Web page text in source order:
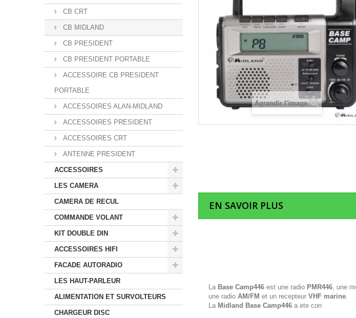
CB CRT
CB MIDLAND
CB PRESIDENT
CB PRESIDENT PORTABLE
ACCESSOIRE CB PRESIDENT
PORTABLE
ACCESSOIRES ALAN-MIDLAND
ACCESSOIRES PRESIDENT
ACCESSOIRES CRT
ANTENNE PRESIDENT
ACCESSOIRES
LES CAMERA
CAMERA DE RECUL
COMMANDE VOLANT
KIT DOUBLE DIN
ACCESSOIRES HIFI
FACADE AUTORADIO
LES HAUT-PARLEUR
ALIMENTATION ET SURVOLTEURS
CHARGEUR DISC
Agrandir l'image
EN SAVOIR PLUS
La Base Camp446 est une radio PMR446, une
une radio AM/FM et un recepteur VHF marine.
La Midland Base Camp446 a ete con